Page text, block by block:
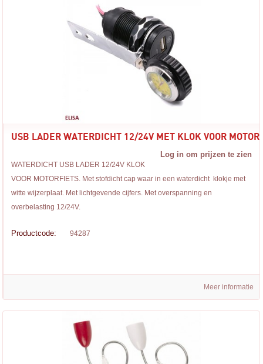
USB LADER WATERDICHT 12/24V MET KLOK VOOR
Log in om prijzen te zien
WATERDICHT USB LADER 12/24V KLOK
VOOR MOTORFIETS. Met stofdicht cap waar in een waterdicht klokje met
witte wijzerplaat. Met lichtgevende cijfers. Met overspanning en
overbelasting 12/24V.
Productcode: 94287
Meer informatie